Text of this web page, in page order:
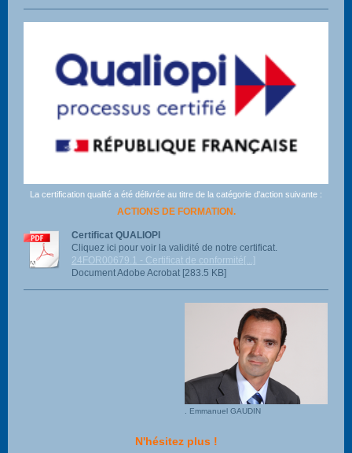
La certification qualité a été délivrée au titre de la catégorie d'action suivante :
ACTIONS DE FORMATION.
Certificat QUALIOPI
Cliquez ici pour voir la validité de notre certificat.
24FOR00679.1 - Certificat de conformité[...]
Document Adobe Acrobat [283.5 KB]
. Emmanuel GAUDIN
N'hésitez plus !